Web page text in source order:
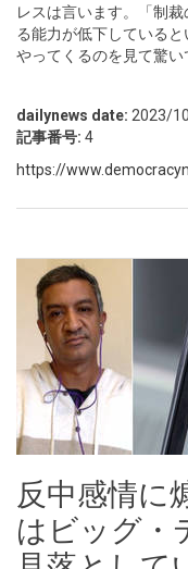
レスは言います。「制
る能力が低下している
やってくるのを見て驚い
dailynews date: 2023/
記事番号: 4
https://
反中感情に
はビッグ・